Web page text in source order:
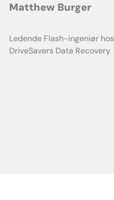
Matthew Burger
Ledende Flash-ingeniør hos
DriveSavers Data Recovery